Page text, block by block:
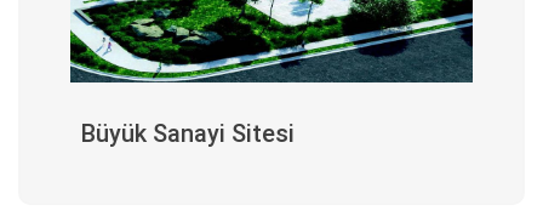
Büyük Sanayi Sitesi